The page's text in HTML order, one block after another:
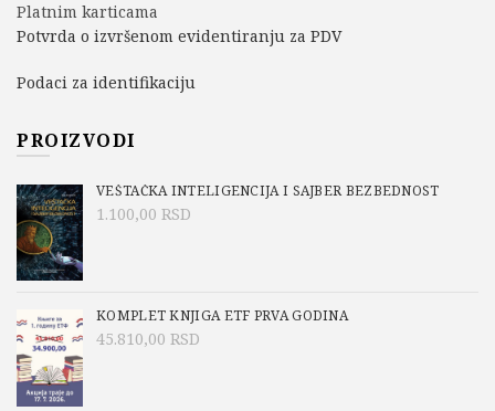
Platnim karticama
Potvrda o izvršenom evidentiranju za PDV
Podaci za identifikaciju
PROIZVODI
VEŠTAČKA INTELIGENCIJA I SAJBER BEZBEDNOST
1.100,00 RSD
KOMPLET KNJIGA ETF PRVA GODINA
45.810,00 RSD